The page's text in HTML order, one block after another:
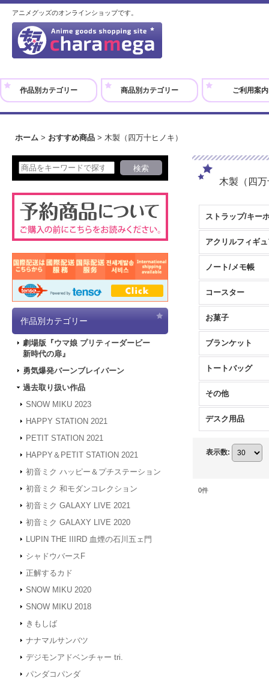
アニメグッズのオンラインショップです。
作品別カテゴリー 商品別カテゴリー ご利用案内
ホーム > おすすめ商品 > 木製（四万十ヒノキ）
作品別カテゴリー
劇場版『ウマ娘 プリティーダービー
新時代の扉』
勇気爆発バーンブレイバーン
過去取り扱い作品
SNOW MIKU 2023
HAPPY STATION 2021
PETIT STATION 2021
HAPPY＆PETIT STATION 2021
初音ミク ハッピー＆プチステーション
初音ミク 和モダンコレクション
初音ミク GALAXY LIVE 2021
初音ミク GALAXY LIVE 2020
LUPIN THE IIIRD 血煙の石川五ェ門
シャドウバースF
正解するカド
SNOW MIKU 2020
SNOW MIKU 2018
きもしば
ナナマルサンバツ
デジモンアドベンチャー tri.
パンダコパンダ
木製（四
ストラップ/キー
ノート/メモ帳
コースター
お菓子
ブランケット
トートバッグ
その他
デスク用品
表示数:
0件